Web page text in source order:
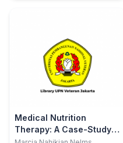
Medical Nutrition
Therapy: A Case-Study
Approach